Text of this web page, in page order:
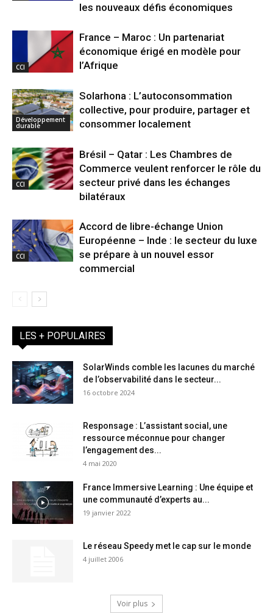
les nouveaux défis économiques
CCI
France – Maroc : Un partenariat
économique érigé en modèle pour
l’Afrique
Développement
durable
Solarhona : L’autoconsommation
collective, pour produire, partager et
consommer localement
CCI
Brésil – Qatar : Les Chambres de
Commerce veulent renforcer le rôle du
secteur privé dans les échanges
bilatéraux
CCI
Accord de libre-échange Union
Européenne – Inde : le secteur du luxe
se prépare à un nouvel essor
commercial
LES + POPULAIRES
SolarWinds comble les lacunes du marché
de l’observabilité dans le secteur...
16 octobre 2024
Responsage : L’assistant social, une
ressource méconnue pour changer
l’engagement des...
4 mai 2020
France Immersive Learning : Une équipe et
une communauté d’experts au...
19 janvier 2022
Le réseau Speedy met le cap sur le monde
4 juillet 2006
Voir plus